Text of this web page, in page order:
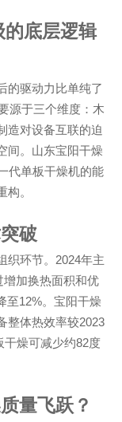
底层逻辑
的驱动力比单纯了
源于三个维度：木
造对设备互联的迫
间。山东宝阳干燥
代单板干燥机的能
。
破
织环节。2024年主
加换热面积和优
至12%。宝阳干燥
整体热效率较2023
干燥可减少约82度
量飞跃？